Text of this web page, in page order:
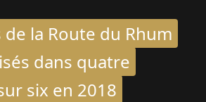
la Route du Rhum
dans quatre
six en 2018